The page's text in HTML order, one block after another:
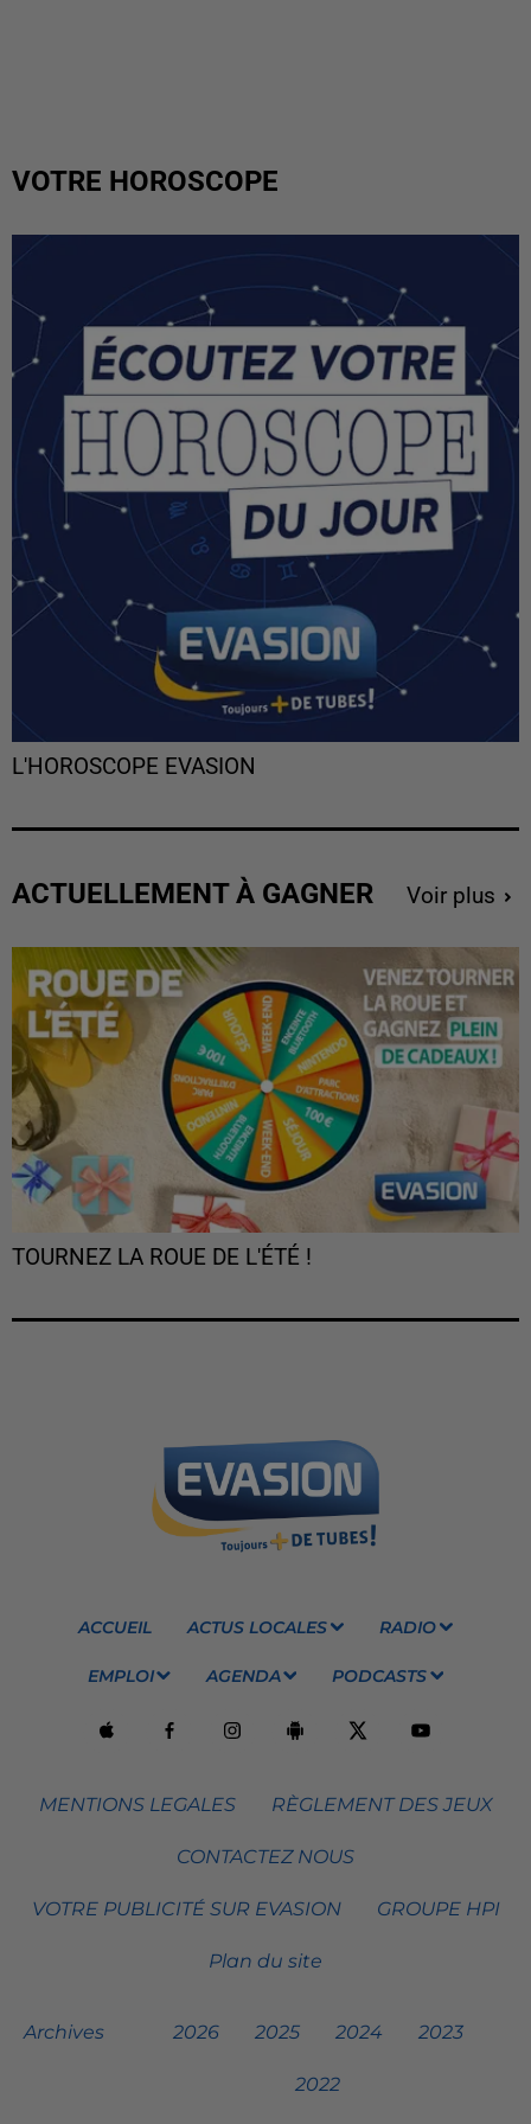
VOTRE HOROSCOPE
L'HOROSCOPE EVASION
ACTUELLEMENT À GAGNER Voir plus
TOURNEZ LA ROUE DE L'ÉTÉ !
ACCUEIL ACTUS LOCALES RADIO
EMPLOI AGENDA PODCASTS
MENTIONS LEGALES RÈGLEMENT DES JEUX
CONTACTEZ NOUS
VOTRE PUBLICITÉ SUR EVASION GROUPE HPI
Plan du site
Archives 2026 2025 2024 2023
2022